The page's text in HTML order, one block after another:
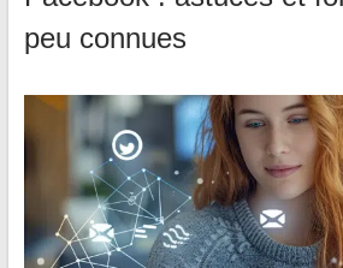
peu connues